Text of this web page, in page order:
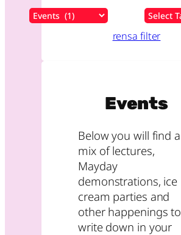
C
T
a
g
rensa filter
Events
Below you will find a
mix of lectures,
Mayday
demonstrations, ice
cream parties and
other happenings to
write down in your